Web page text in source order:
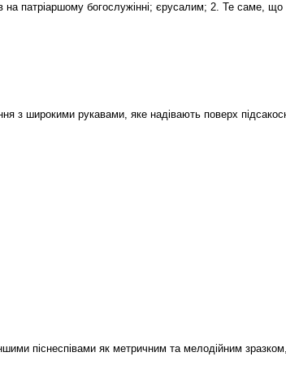
патріаршому богослужінні; єрусалим; 2. Те саме, що
з широкими рукавами, яке надівають поверх
піснеспівами як метричним та мелодійним